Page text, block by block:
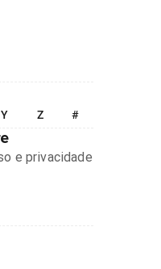
Y Z #
e privacidade